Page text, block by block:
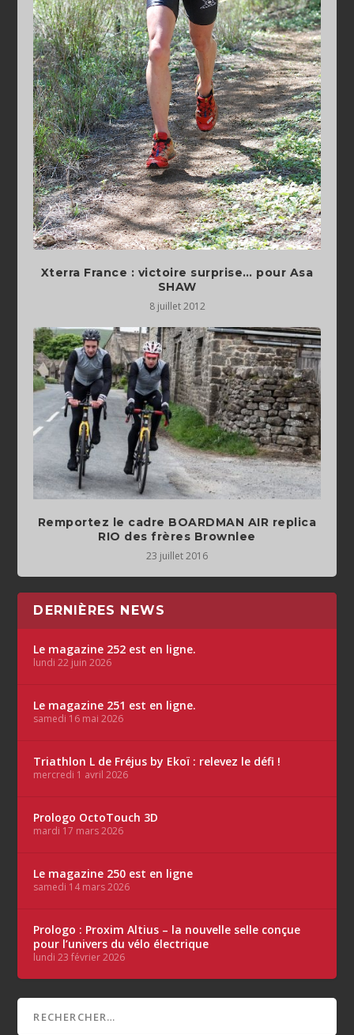
Xterra France : victoire surprise… pour Asa
SHAW
8 juillet 2012
Remportez le cadre BOARDMAN AIR replica
RIO des frères Brownlee
23 juillet 2016
DERNIÈRES NEWS
Le magazine 252 est en ligne.
lundi 22 juin 2026
Le magazine 251 est en ligne.
samedi 16 mai 2026
Triathlon L de Fréjus by Ekoï : relevez le défi !
mercredi 1 avril 2026
Prologo OctoTouch 3D
mardi 17 mars 2026
Le magazine 250 est en ligne
samedi 14 mars 2026
Prologo : Proxim Altius – la nouvelle selle conçue
pour l’univers du vélo électrique
lundi 23 février 2026